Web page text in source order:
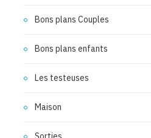
Bons plans Couples
Bons plans enfants
Les testeuses
Maison